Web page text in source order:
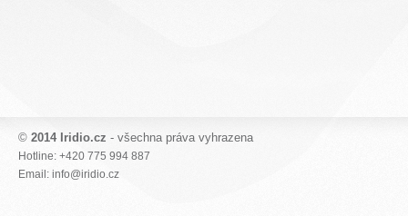
© 2014 Iridio.cz - všechna práva vyhrazena
Hotline: +420 775 994 887
Email: info@iridio.cz